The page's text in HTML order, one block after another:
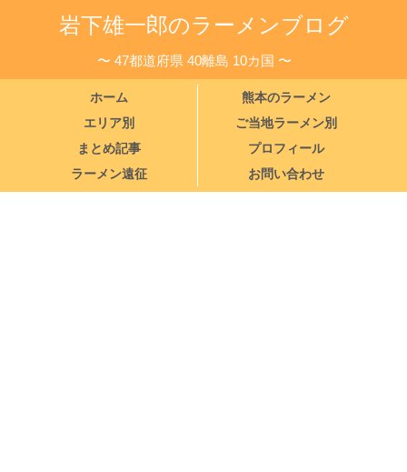
岩下雄一郎のラーメンブログ
〜 47都道府県 40離島 10カ国 〜
ホーム
熊本のラーメン
エリア別
ご当地ラーメン別
まとめ記事
プロフィール
ラーメン遠征
お問い合わせ